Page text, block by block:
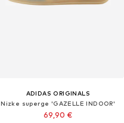
ADIDAS ORIGINALS
Nizke superge 'GAZELLE INDOOR'
69,90 €